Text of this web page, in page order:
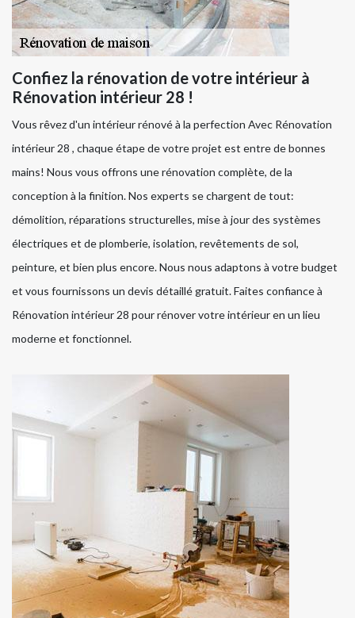
Confiez la rénovation de votre intérieur à
Rénovation intérieur 28 !
Vous rêvez d'un intérieur rénové à la perfection Avec Rénovation
intérieur 28 , chaque étape de votre projet est entre de bonnes
mains! Nous vous offrons une rénovation complète, de la
conception à la finition. Nos experts se chargent de tout:
démolition, réparations structurelles, mise à jour des systèmes
électriques et de plomberie, isolation, revêtements de sol,
peinture, et bien plus encore. Nous nous adaptons à votre budget
et vous fournissons un devis détaillé gratuit. Faites confiance à
Rénovation intérieur 28 pour rénover votre intérieur en un lieu
moderne et fonctionnel.